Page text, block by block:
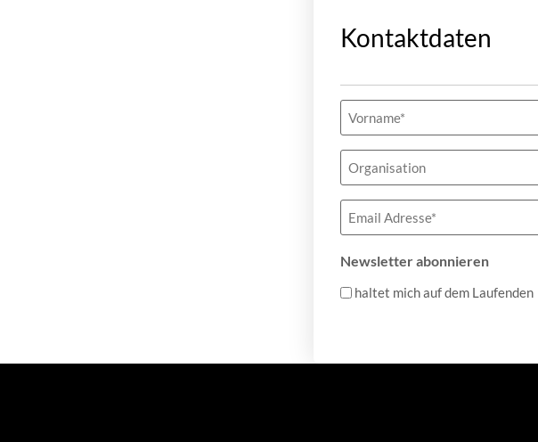
Kontaktdaten
Name
(erforderlich)
Organisation
Email
(erforderlich)
Newsletter abonnieren
haltet mich auf dem Laufenden